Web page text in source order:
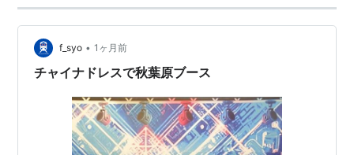
f_syo • 1ヶ月前
チャイナドレスで秋葉原ブース